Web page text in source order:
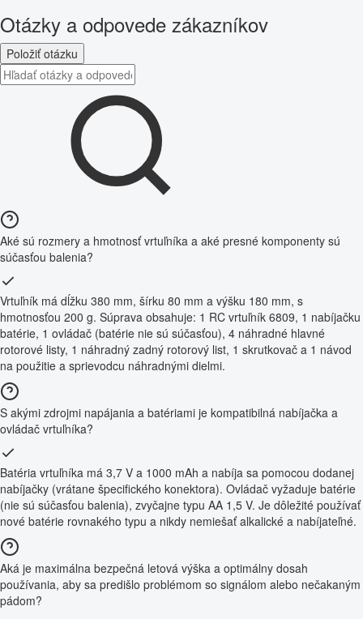
Otázky a odpovede zákazníkov
Položiť otázku
Aké sú rozmery a hmotnosť vrtuľníka a aké presné komponenty sú
súčasťou balenia?
Vrtuľník má dĺžku 380 mm, šírku 80 mm a výšku 180 mm, s
hmotnosťou 200 g. Súprava obsahuje: 1 RC vrtuľník 6809, 1 nabíjačku
batérie, 1 ovládač (batérie nie sú súčasťou), 4 náhradné hlavné
rotorové listy, 1 náhradný zadný rotorový list, 1 skrutkovač a 1 návod
na použitie a sprievodcu náhradnými dielmi.
S akými zdrojmi napájania a batériami je kompatibilná nabíjačka a
ovládač vrtuľníka?
Batéria vrtuľníka má 3,7 V a 1000 mAh a nabíja sa pomocou dodanej
nabíjačky (vrátane špecifického konektora). Ovládač vyžaduje batérie
(nie sú súčasťou balenia), zvyčajne typu AA 1,5 V. Je dôležité používať
nové batérie rovnakého typu a nikdy nemiešať alkalické a nabíjateľné.
Aká je maximálna bezpečná letová výška a optimálny dosah
používania, aby sa predišlo problémom so signálom alebo nečakaným
pádom?